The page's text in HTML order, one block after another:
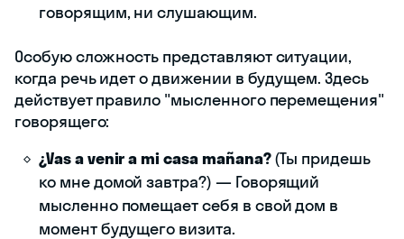
говорящим, ни слушающим.
Особую сложность представляют ситуации,
когда речь идет о движении в будущем. Здесь
действует правило "мысленного перемещения"
говорящего:
¿Vas a venir a mi casa mañana?(Ты придешь
ко мне домой завтра?) — Говорящий
мысленно помещает себя в свой дом в
момент будущего визита.